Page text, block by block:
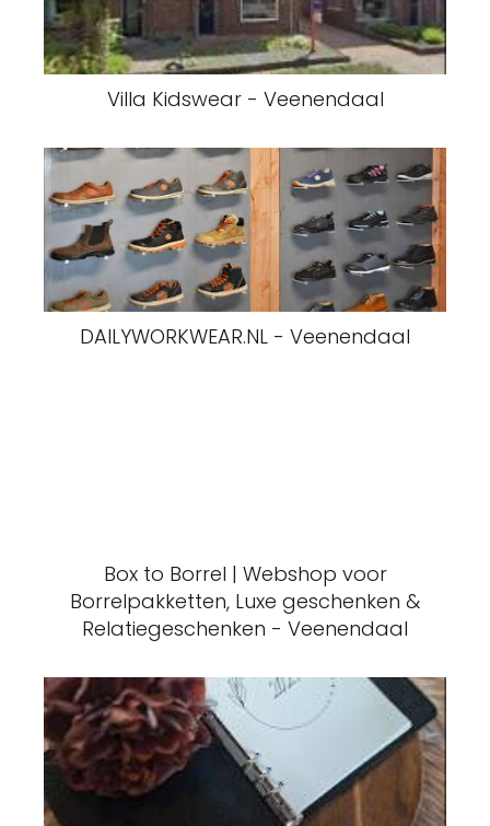
Villa Kidswear - Veenendaal
DAILYWORKWEAR.NL - Veenendaal
Box to Borrel | Webshop voor
Borrelpakketten, Luxe geschenken &
Relatiegeschenken - Veenendaal